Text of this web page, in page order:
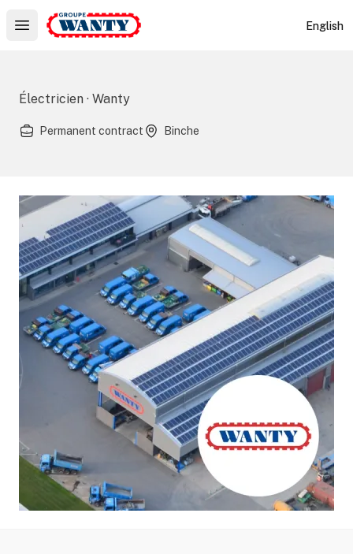
Open main menu
Le Groupe Wanty English
Électricien · Wanty
Permanent contract Binche